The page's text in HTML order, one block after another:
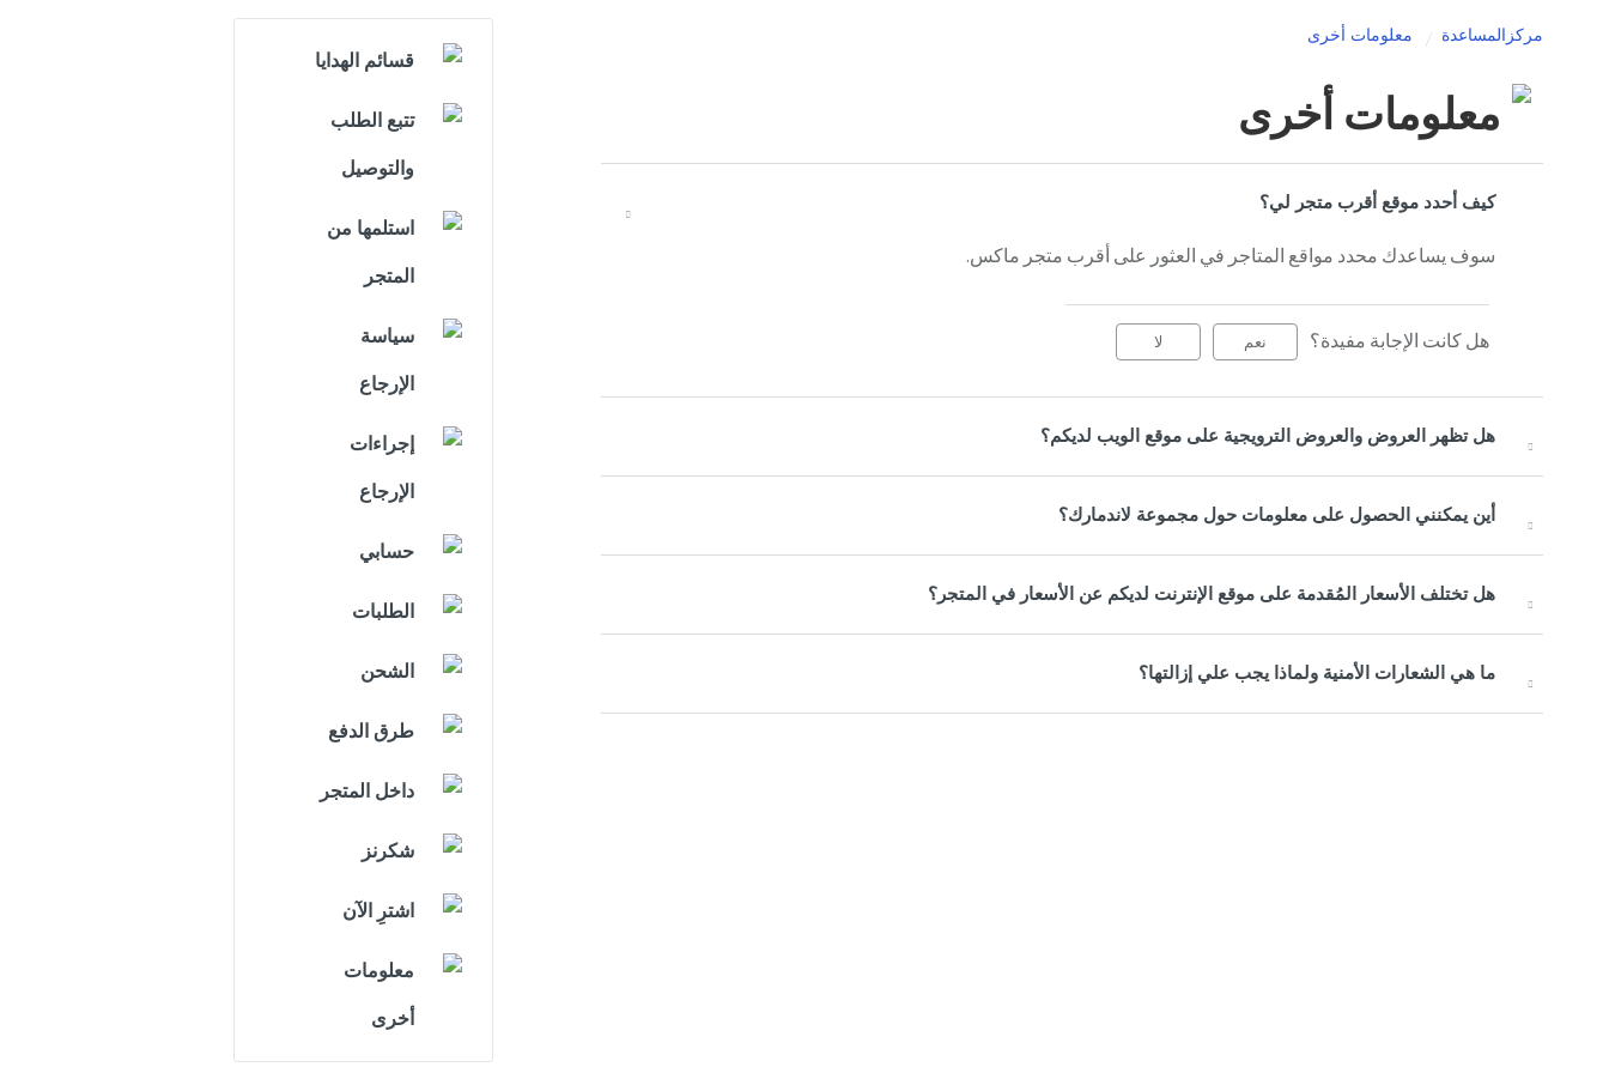
مركزالمساعدة معلومات أخرى
معلومات أخرى
كيف أحدد موقع أقرب متجر لي؟
سوف يساعدك محدد مواقع المتاجر في العثور على أقرب متجر ماكس.
هل كانت الإجابة مفيدة؟ نعم لا
هل تظهر العروض والعروض الترويجية على موقع الويب لديكم؟
أين يمكنني الحصول على معلومات حول مجموعة لاندمارك؟
هل تختلف الأسعار المُقدمة على موقع الإنترنت لديكم عن الأسعار في المتجر؟
ما هي الشعارات الأمنية ولماذا يجب علي إزالتها؟
قسائم الهدايا
تتبع الطلب
والتوصيل
استلمها من
المتجر
سياسة
الإرجاع
إجراءات
الإرجاع
حسابي
الطلبات
الشحن
طرق الدفع
داخل المتجر
شكرنز
اشترِ الآن
معلومات
أخرى